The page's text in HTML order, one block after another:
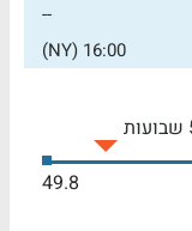
--
16:00 (NY)
49.8